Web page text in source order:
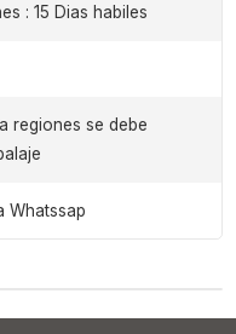
: 15 Dias habiles
regiones se debe
Whatssap